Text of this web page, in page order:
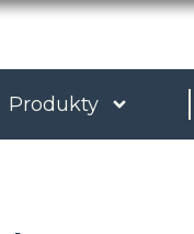
Produkty